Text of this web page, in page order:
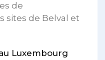
de
sites de Belval et
Luxembourg